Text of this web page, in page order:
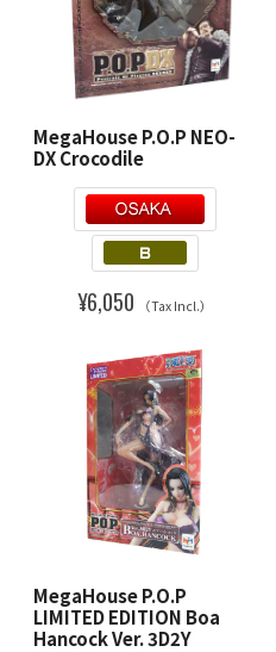
MegaHouse P.O.P NEO-
DX Crocodile
¥6,050 （Tax Incl.）
MegaHouse P.O.P
LIMITED EDITION Boa
Hancock Ver. 3D2Y